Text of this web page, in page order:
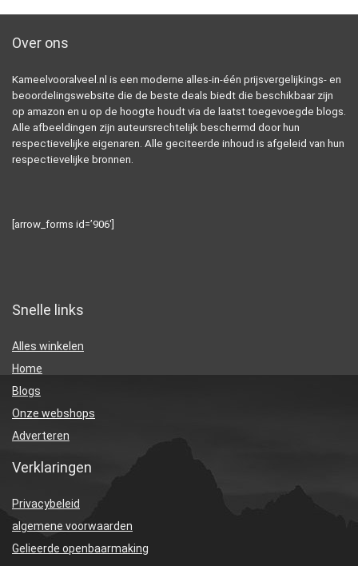
Over ons
Kameelvooralveel.nl is een moderne alles-in-één prijsvergelijkings- en
beoordelingswebsite die de beste deals biedt die beschikbaar zijn
op amazon en u op de hoogte houdt via de laatst toegevoegde blogs.
Alle afbeeldingen zijn auteursrechtelijk beschermd door hun
respectievelijke eigenaren. Alle geciteerde inhoud is afgeleid van hun
respectievelijke bronnen.
[arrow_forms id=’906′]
Snelle links
Alles winkelen
Home
Blogs
Onze webshops
Adverteren
Verklaringen
Privacybeleid
algemene voorwaarden
Gelieerde openbaarmaking